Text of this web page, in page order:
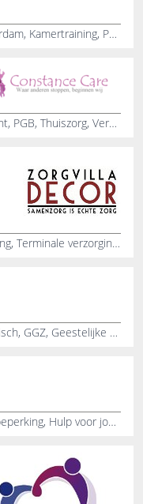
Rehabilitatie, Zuid-Holland, PGB, Rotterdam, Kamertraining, Persoonsgebonden, Traject, Coach, Thuiszorg, Gezondheidszorg
Nachtservice, Consulent, Zorgconsulent, PGB, Thuiszorg, Verzorging, Schoonmaak
Zorgwoning, Zorgvilla, Verplegen, Opvang, Terminale verzorging, Tijdelijke logeeropname, Ouderen, Persoonlijke zorg, Zorg en aandacht, Dementiezorg
Pgb, Begeleiding, Forensisch psychiatrisch, GGZ, Geestelijke gezondheidszorg, Persoonsgebonden budget, Gezondheidszorg, Behandeling, Goede zorg, Hulp en advies
Psychiatrische hulp bij verstandelijke beperking, Hulp voor jongeren, Troubleshooter, Professionele verslavingszorg, Hulp in de zorg, Psycho-educatie, Triple Aim, Zwaardere doelgroepen, Ambulante zorg, Psychische hulpverlening